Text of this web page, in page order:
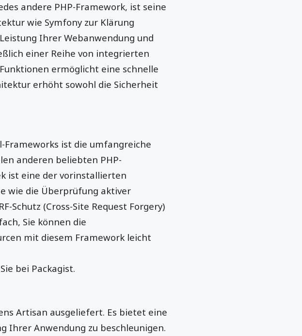
andere PHP-Framework, ist seine
wie Symfony zur Klärung
Ihrer Webanwendung und
einer Reihe von integrierten
ermöglicht eine schnelle
erhöht sowohl die Sicherheit
Frameworks ist die umfangreiche
anderen beliebten PHP-
ist eine der vorinstallierten
wie die Überprüfung aktiver
Schutz (Cross-Site Request Forgery)
Sie können die
mit diesem Framework leicht
bei Packagist.
Artisan ausgeliefert. Es bietet eine
Ihrer Anwendung zu beschleunigen.